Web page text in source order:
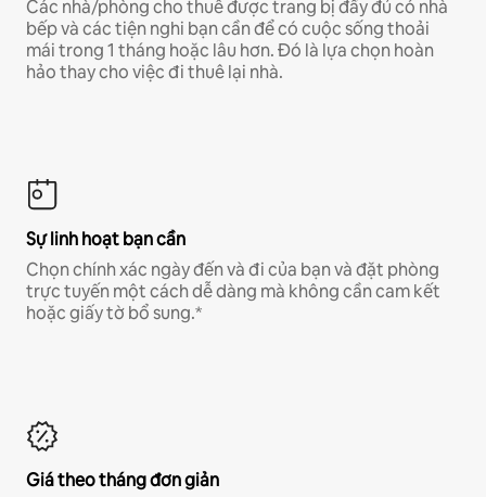
Các nhà/phòng cho thuê được trang bị đầy đủ có nhà
bếp và các tiện nghi bạn cần để có cuộc sống thoải
mái trong 1 tháng hoặc lâu hơn. Đó là lựa chọn hoàn
hảo thay cho việc đi thuê lại nhà.
Sự linh hoạt bạn cần
Chọn chính xác ngày đến và đi của bạn và đặt phòng
trực tuyến một cách dễ dàng mà không cần cam kết
hoặc giấy tờ bổ sung.*
Giá theo tháng đơn giản